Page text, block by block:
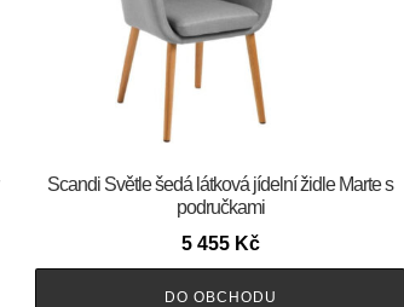
Scandi Světle šedá látková jídelní židle Marte s
područkami
5 455 Kč
DO OBCHODU